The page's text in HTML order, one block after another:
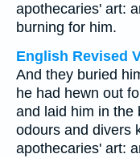
apothecaries' art:
burning for him.
English Revised
And they buried
he had hewn out
and laid him in the
odours and divers
apothecaries' art: